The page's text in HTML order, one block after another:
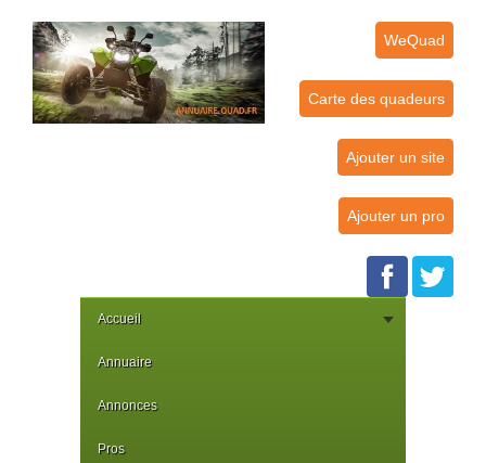
WeQuad
Carte des quadeurs
Ajouter un site
Ajouter un pro
Accueil
Annuaire
Annonces
Pros